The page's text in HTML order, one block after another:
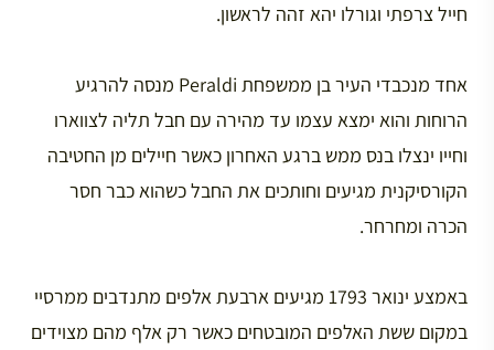
חייל צרפתי וגורלו יהא זהה לראשון.
אחד מנכבדי העיר בן ממשפחת Peraldi מנסה להרגיע
הרוחות והוא ימצא עצמו עד מהירה עם חבל תליה לצווארו
וחייו ינצלו בנס ממש ברגע האחרון כאשר חיילים מן החטיבה
הקורסיקנית מגיעים וחותכים את החבל כשהוא כבר חסר
הכרה ומחרחר.
באמצע ינואר 1793 מגיעים ארבעת אלפים מתנדבים ממרסיי
במקום ששת האלפים המובטחים כאשר רק אלף מהם מצוידים